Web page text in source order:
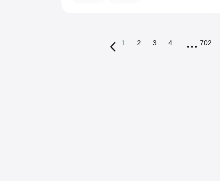
1 2 3 4 702